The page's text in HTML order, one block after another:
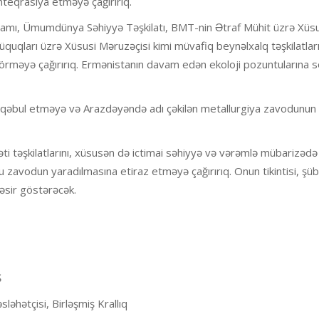
Ümumdünya Səhiyyə Təşkilatı, BMT-nin Ətraf Mühit üzrə
üzrə Xüsusi Məruzəçisi kimi müvafiq beynəlxalq
çağırırıq. Ermənistanın davam edən ekoloji pozuntularına
etməyə və Arazdəyəndə adı çəkilən metallurgiya zavodunun
təşkilatlarını, xüsusən də ictimai səhiyyə və vərəmlə
yaradılmasına etiraz etməyə çağırırıq. Onun tikintisi,
göstərəcək.
Birləşmiş Krallıq